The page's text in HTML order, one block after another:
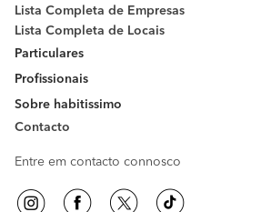
Lista Completa de Empresas
Lista Completa de Locais
Particulares
Profissionais
Sobre habitissimo
Contacto
Entre em contacto connosco